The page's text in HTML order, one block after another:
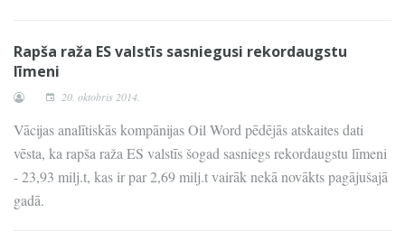
Rapša raža ES valstīs sasniegusi rekordaugstu
līmeni
20. oktobris 2014.
Vācijas analītiskās kompānijas Oil Word pēdējās atskaites dati
vēsta, ka rapša raža ES valstīs šogad sasniegs rekordaugstu līmeni
- 23,93 milj.t, kas ir par 2,69 milj.t vairāk nekā novākts pagājušajā
gadā.